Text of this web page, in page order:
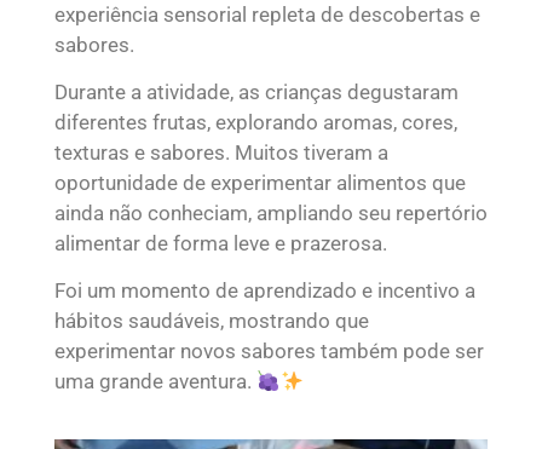
experiência sensorial repleta de descobertas e
sabores.
Durante a atividade, as crianças degustaram
diferentes frutas, explorando aromas, cores,
texturas e sabores. Muitos tiveram a
oportunidade de experimentar alimentos que
ainda não conheciam, ampliando seu repertório
alimentar de forma leve e prazerosa.
Foi um momento de aprendizado e incentivo a
hábitos saudáveis, mostrando que
experimentar novos sabores também pode ser
uma grande aventura.